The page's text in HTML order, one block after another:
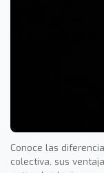
Conoce las
colectiva, sus